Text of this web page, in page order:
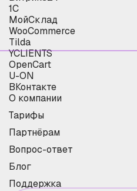
1С
МойСклад
WooCommerce
Tilda
YCLIENTS
OpenCart
U-ON
ВКонтакте
О компании
Тарифы
Партнёрам
Вопрос-ответ
Блог
Поддержка